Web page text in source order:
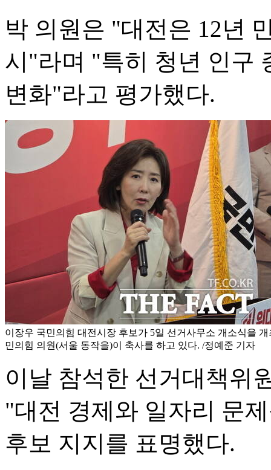
박 의원은 "대전은 12년
시"라며 "특히 청년 인구
변화"라고 평가했다.
이장우 국민의힘 대전시장 후보가 5일 선거사무소 개소식을
민의힘 의원(서울 동작을)이 축사를 하고 있다. /정예준 기자
이날 참석한 선거대책위
"대전 경제와 일자리 문
후보 지지를 표명했다.